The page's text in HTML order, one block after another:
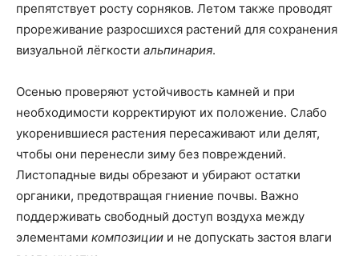
препятствует росту сорняков. Летом также проводят
прореживание разросшихся растений для сохранения
визуальной лёгкости альпинария.
Осенью проверяют устойчивость камней и при
необходимости корректируют их положение. Слабо
укоренившиеся растения пересаживают или делят,
чтобы они перенесли зиму без повреждений.
Листопадные виды обрезают и убирают остатки
органики, предотвращая гниение почвы. Важно
поддерживать свободный доступ воздуха между
элементами композиции и не допускать застоя влаги